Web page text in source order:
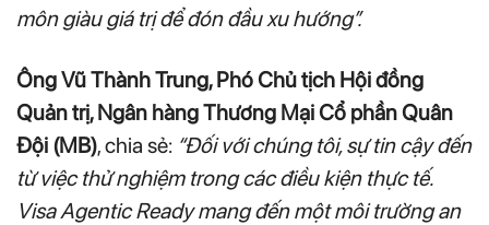
môn giàu giá trị để đón đầu xu hướng”.
Ông Vũ Thành Trung, Phó Chủ tịch Hội đồng
Quản trị, Ngân hàng Thương Mại Cổ phần Quân
Đội (MB), chia sẻ: “Đối với chúng tôi, sự tin cậy đến
từ việc thử nghiệm trong các điều kiện thực tế.
Visa Agentic Ready mang đến một môi trường an